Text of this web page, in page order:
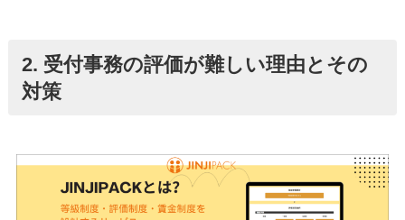
2. 受付事務の評価が難しい理由とその
対策